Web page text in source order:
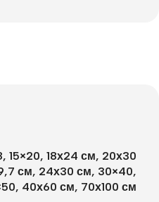
, 15×20, 18х24 см, 20х30
см, 24х30 см, 30×40,
, 40х60 см, 70х100 см